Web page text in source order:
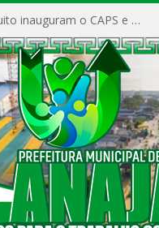
Prefeito Vivaldo Mendes e vice-prefeito Quito inauguram o CAPS e fortalecem a saúde pública em Anajás.